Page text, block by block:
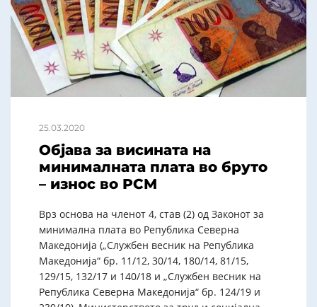
25.03.2020
Објава за висината на
минималната плата во бруто
– износ во РСМ
Врз основа на членот 4, став (2) од Законот за
минимална плата во Република Северна
Македонија („Службен весник на Република
Македонија“ бр. 11/12, 30/14, 180/14, 81/15,
129/15, 132/17 и 140/18 и „Службен весник на
Република Северна Македонија“ бр. 124/19 и